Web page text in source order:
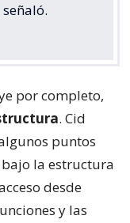
señaló.
por completo,
. Cid
puntos
la estructura
desde
y las